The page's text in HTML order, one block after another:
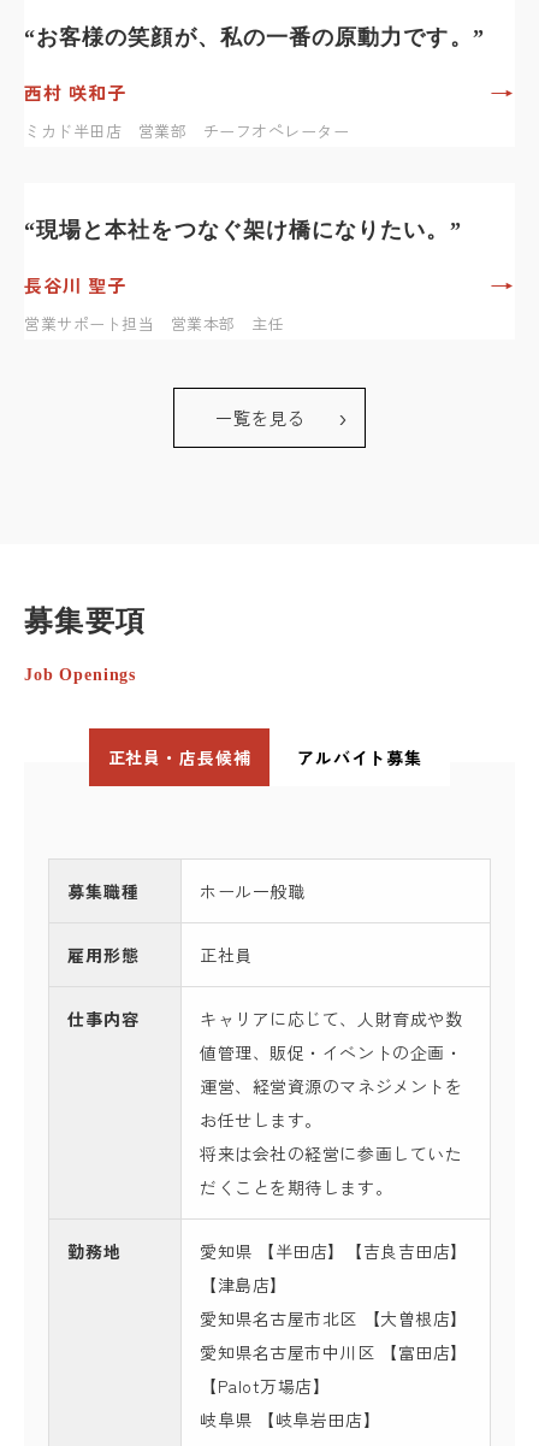
“お客様の笑顔が、私の一番の原動力です。”
西村 咲和子 →
ミカド半田店 営業部 チーフオペレーター
“現場と本社をつなぐ架け橋になりたい。”
長谷川 聖子 →
営業サポート担当 営業本部 主任
一覧を見る
募集要項
Job Openings
正社員・店長候補 アルバイト募集
募集職種 ホール一般職
雇用形態 正社員
仕事内容
キャリアに応じて、人財育成や数
値管理、販促・イベントの企画・
運営、経営資源のマネジメントを
お任せします。
将来は会社の経営に参画していた
だくことを期待します。
勤務地
愛知県 【半田店】【吉良吉田店】
【津島店】
愛知県名古屋市北区 【大曽根店】
愛知県名古屋市中川区 【富田店】
【Palot万場店】
岐阜県 【岐阜岩田店】